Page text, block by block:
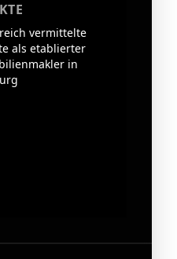
vermittelte
als etablierter
in